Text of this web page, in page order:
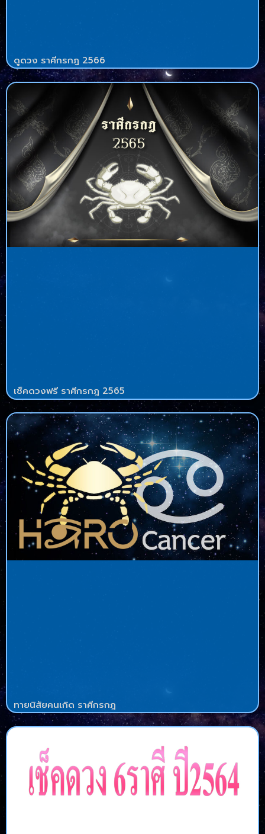
ดูดวง ราศีกรกฎ 2566
เช็คดวงฟรี ราศีกรกฎ 2565
ทายนิสัยคนเกิด ราศีกรกฎ